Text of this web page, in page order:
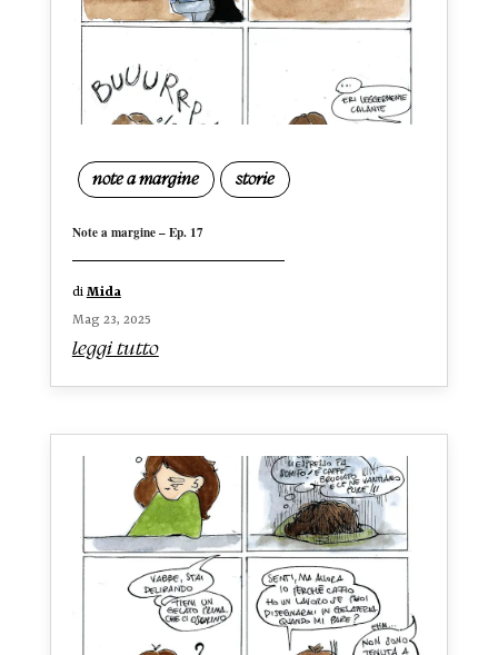
note a margine storie
Note a margine – Ep. 17
di Mida
Mag 23, 2025
leggi tutto